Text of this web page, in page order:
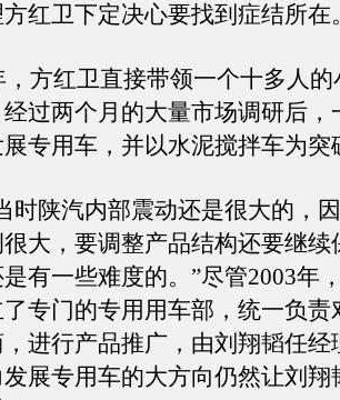
红卫下定决心要找到症结所在
红卫直接带领一个十多人的
过两个月的大量市场调研后，
专用车，并以水泥搅拌车为突
陕汽内部震动还是很大的，
大，要调整产品结构还要继续
有一些难度的。”尽管2003年
专门的专用用车部，统一负责
进行产品推广，由刘翔韬任经
展专用车的大方向仍然让刘翔